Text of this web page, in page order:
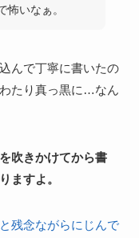
怖いなぁ。
んで丁寧に書いたの
たり真っ黒に…なん
吹きかけてから書
ますよ。
残念ながらにじんで